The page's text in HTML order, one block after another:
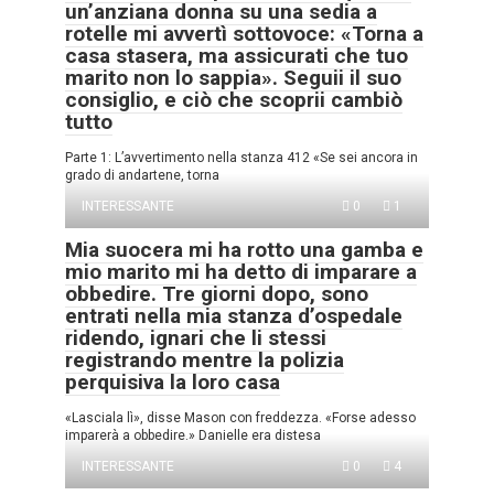
un’anziana donna su una sedia a
rotelle mi avvertì sottovoce: «Torna a
casa stasera, ma assicurati che tuo
marito non lo sappia». Seguii il suo
consiglio, e ciò che scoprii cambiò
tutto
Parte 1: L’avvertimento nella stanza 412 «Se sei ancora in
grado di andartene, torna
INTERESSANTE
0 1
Mia suocera mi ha rotto una gamba e
mio marito mi ha detto di imparare a
obbedire. Tre giorni dopo, sono
entrati nella mia stanza d’ospedale
ridendo, ignari che li stessi
registrando mentre la polizia
perquisiva la loro casa
«Lasciala lì», disse Mason con freddezza. «Forse adesso
imparerà a obbedire.» Danielle era distesa
INTERESSANTE
0 4